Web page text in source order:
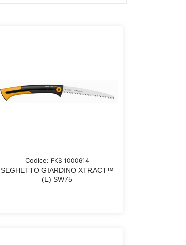
Codice: FKS 1000614
SEGHETTO GIARDINO XTRACT™
(L) SW75